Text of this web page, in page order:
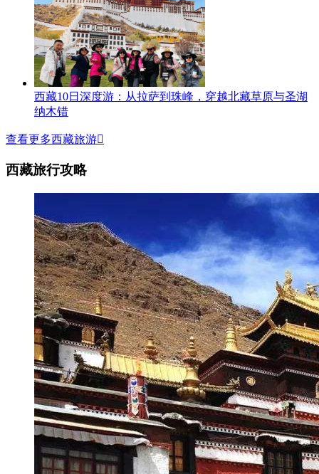
西藏10日深度游：从拉萨到珠峰，穿越北藏草原与圣湖
纳木错
查看更多西藏旅游
西藏旅行攻略